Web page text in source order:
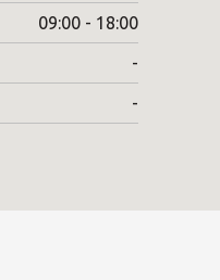
09:00 - 18:00
-
-